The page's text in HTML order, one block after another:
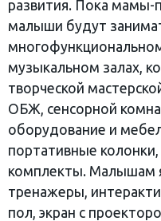
развития. Пока мамы-
малыши будут
музыкальном залах,
творческой
ОБЖ, сенсорной
оборудование и
портативные
комплекты. Малышам
тренажеры,
пол, экран с